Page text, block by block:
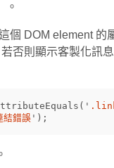
。
個 DOM element 的
若否則顯示客製化訊
( '
結錯誤 ' );